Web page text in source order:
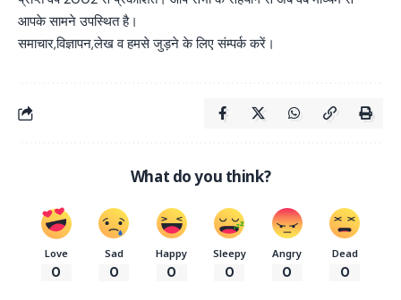
आपके सामने उपस्थित है।
समाचार,विज्ञापन,लेख व हमसे जुड़ने के लिए संम्पर्क करें।
What do you think?
Love
0
Sad
0
Happy
0
Sleepy
0
Angry
0
Dead
0